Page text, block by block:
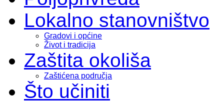
Lokalno stanovništvo
Gradovi i općine
Život i tradicija
Zaštita okoliša
Zaštićena područja
Što učiniti